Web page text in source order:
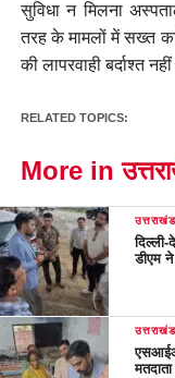
सुविधा न मिलना
तरह के मामलों में सख्त
की लापरवाही बर्दाश्त
RELATED TOPICS:
More in
उत्तराखंड
डीएम ने
उत्तराखंड